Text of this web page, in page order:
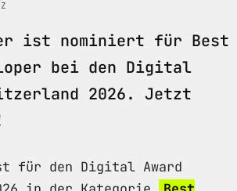
ist nominiert für Best
bei den Digital
2026. Jetzt
für den Digital Award